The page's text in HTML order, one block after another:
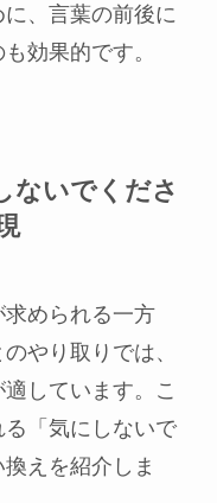
、言葉の前後に
効果的です。
ないでくださ
求められる一方
やり取りでは、
しています。こ
「気にしないで
えを紹介しま